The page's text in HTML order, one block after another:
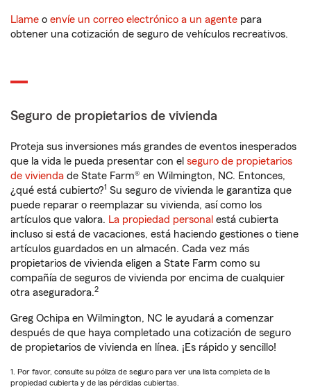
Llame o envíe un correo electrónico a un agente para
obtener una cotización de seguro de vehículos recreativos.
Seguro de propietarios de vivienda
Proteja sus inversiones más grandes de eventos inesperados
que la vida le pueda presentar con el seguro de propietarios
de vivienda de State Farm® en Wilmington, NC. Entonces,
¿qué está cubierto?1 Su seguro de vivienda le garantiza que
puede reparar o reemplazar su vivienda, así como los
artículos que valora. La propiedad personal está cubierta
incluso si está de vacaciones, está haciendo gestiones o tiene
artículos guardados en un almacén. Cada vez más
propietarios de vivienda eligen a State Farm como su
compañía de seguros de vivienda por encima de cualquier
otra aseguradora.2
Greg Ochipa en Wilmington, NC le ayudará a comenzar
después de que haya completado una cotización de seguro
de propietarios de vivienda en línea. ¡Es rápido y sencillo!
1. Por favor, consulte su póliza de seguro para ver una lista completa de la
propiedad cubierta y de las pérdidas cubiertas.